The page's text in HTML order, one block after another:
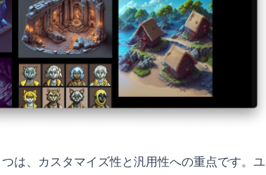
は、カスタマイズ性と汎用性への重点です。ユ